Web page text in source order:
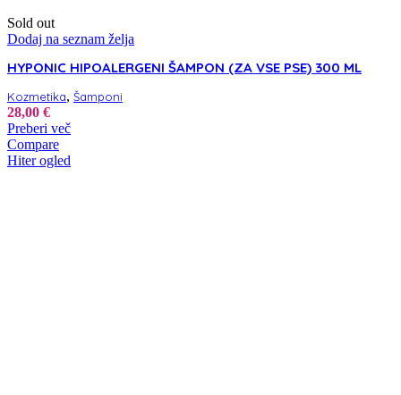
Sold out
Dodaj na seznam želja
HYPONIC HIPOALERGENI ŠAMPON (ZA VSE PSE) 300 ML
Kozmetika, Šamponi
28,00 €
Preberi več
Compare
Hiter ogled